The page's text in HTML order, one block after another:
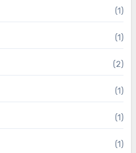
(1)
(1)
(2)
(1)
(1)
(1)